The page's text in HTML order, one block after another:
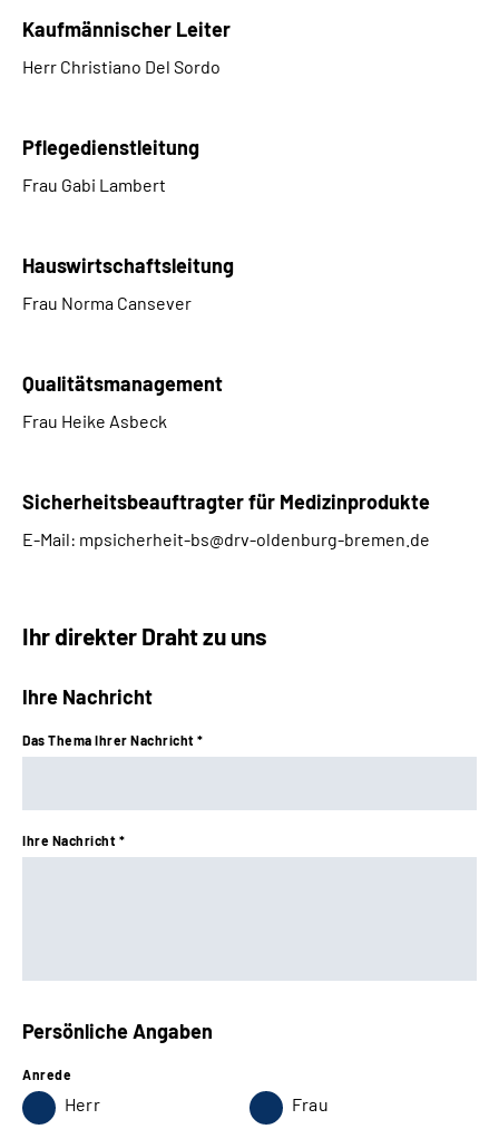
Kaufmännischer Leiter
Herr Christiano Del Sordo
Pflegedienstleitung
Frau Gabi Lambert
Hauswirtschaftsleitung
Frau Norma Cansever
Qualitätsmanagement
Frau Heike Asbeck
Sicherheitsbeauftragter für Medizinprodukte
E-Mail: mpsicherheit-bs@drv-oldenburg-bremen.de
Ihr direkter Draht zu uns
Ihre Nachricht
Das Thema Ihrer Nachricht *
Ihre Nachricht *
Persönliche Angaben
Anrede
Herr Frau